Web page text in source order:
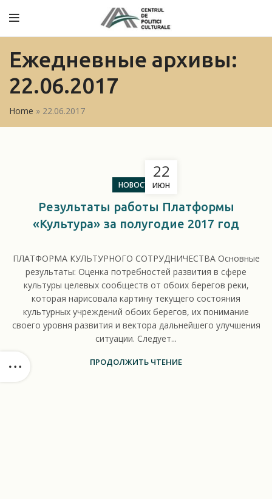
Ежедневные архивы:
22.06.2017
Home » 22.06.2017
22
ИЮН
НОВОСТИ
Результаты работы Платформы
«Культура» за полугодие 2017 год
ПЛАТФОРМА КУЛЬТУРНОГО СОТРУДНИЧЕСТВА Основные
результаты: Оценка потребностей развития в сфере
культуры целевых сообществ от обоих берегов реки,
которая нарисовала картину текущего состояния
культурных учреждений обоих берегов, их понимание
своего уровня развития и вектора дальнейшего улучшения
ситуации. Следует...
ПРОДОЛЖИТЬ ЧТЕНИЕ